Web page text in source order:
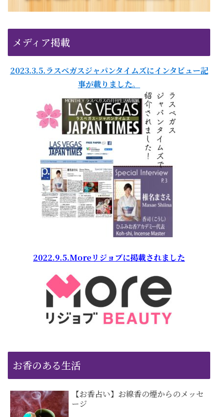
メディア掲載
2023.3.5.ラスベガスジャパンタイムズにインタビュー記
事が載りました。
2022.9.5.Moreリジョブに掲載されました
お香のある生活
【お香占い】お線香の煙からのメッセ
ージ